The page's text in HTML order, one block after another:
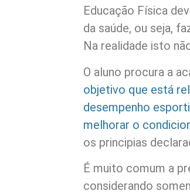
Educação Física
da saúde, ou seja,
Na realidade isto
O aluno procura a
objetivo que está
desempenho
melhorar o
os principias
É muito comum a
considerando